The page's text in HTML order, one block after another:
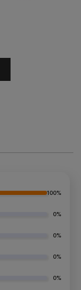
100%
0%
0%
0%
0%